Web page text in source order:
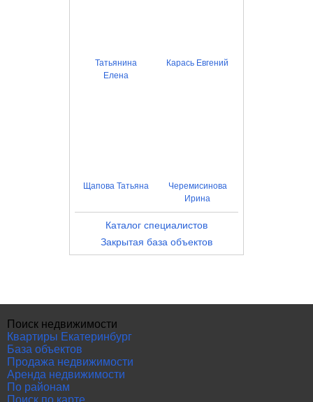
Татьянина
Елена
Карась Евгений
Щапова Татьяна
Черемисинова
Ирина
Каталог специалистов
Закрытая база объектов
Поиск недвижимости
Квартиры Екатеринбург
База объектов
Продажа недвижимости
Аренда недвижимости
По районам
Поиск по карте